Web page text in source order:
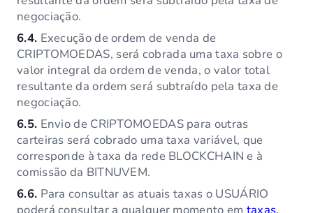
negociação.
6.4. Execução de ordem de venda de
CRIPTOMOEDAS, será cobrada uma taxa sobre o
valor integral da ordem de venda, o valor total
resultante da ordem será subtraído pela taxa de
negociação.
6.5. Envio de CRIPTOMOEDAS para outras
carteiras será cobrado uma taxa variável, que
corresponde à taxa da rede BLOCKCHAIN e à
comissão da BITNUVEM.
6.6. Para consultar as atuais taxas o USUÁRIO
poderá consultar a qualquer momento em taxas,